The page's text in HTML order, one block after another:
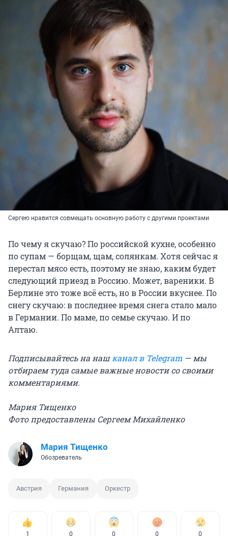
Сергею нравится совмещать основную работу с другими проектами
По чему я скучаю? По российской кухне, особенно
по супам — борщам, щам, солянкам. Хотя сейчас я
перестал мясо есть, поэтому не знаю, каким будет
следующий приезд в Россию. Может, вареники. В
Берлине это тоже всё есть, но в России вкуснее. По
снегу скучаю: в последнее время снега стало мало
в Германии. По маме, по семье скучаю. И по
Алтаю.
Подписывайтесь на наш канал в Telegram — мы
отбираем туда самые важные новости со своими
комментариями.
Мария Тищенко
Фото предоставлены Сергеем Михайленко
Мария Тищенко
Обозреватель
Австрия Германия Оркестр
1 0 0 0 0